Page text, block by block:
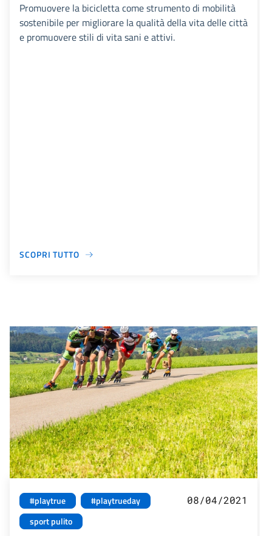
Promuovere la bicicletta come strumento di mobilità
sostenibile per migliorare la qualità della vita delle città
e promuovere stili di vita sani e attivi.
SCOPRI TUTTO
#playtrue
#playtrueday
sport pulito
08/04/2021